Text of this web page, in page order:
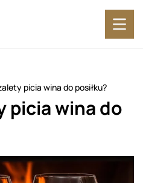
picia wina do posiłku?
picia wina do